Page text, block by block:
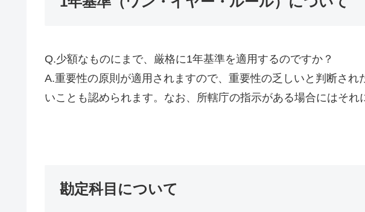
Q.少額なものにまで、厳格に1年基準を適用するのですか？
A.重要性の原則が適用されますので、重要性の乏しいと判断され
いことも認められます。なお、所轄庁の指示がある場合にはそれ
勘定科目について